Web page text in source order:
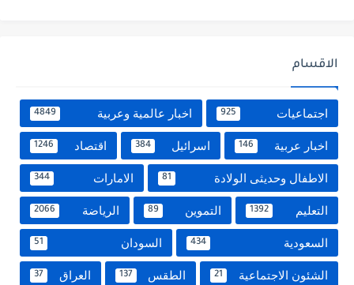
الاقسام
اجتماعيات 925 اخبار عالمية وعربية 4849
اخبار عربية 146 اسرائيل 384 اقتصاد 1246
الاطفال وحديثى الولادة 81 الامارات 344
التعليم 1392 التموين 89 الرياضة 2066
السعودية 434 السودان 51
الشئون الاجتماعية 21 الطقس 137 العراق 37